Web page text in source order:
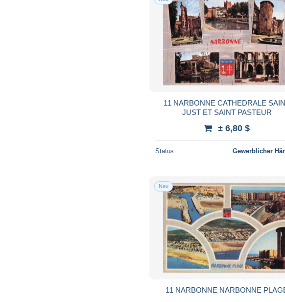
11 NARBONNE CATHEDRALE
JUST ET SAINT PASTEUR
± 6,80 $
Status Gewerblicher
Neu
11 NARBONNE NARBONNE